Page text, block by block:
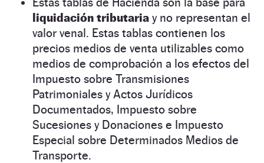
liquidación tributaria y no representan el
valor venal. Estas tablas contienen los
precios medios de venta utilizables como
medios de comprobación a los efectos del
Impuesto sobre Transmisiones
Patrimoniales y Actos Jurídicos
Documentados, Impuesto sobre
Sucesiones y Donaciones e Impuesto
Especial sobre Determinados Medios de
Transporte.